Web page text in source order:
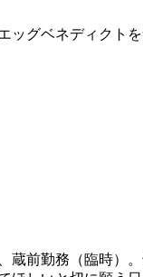
グベネディクト
前勤務（臨時